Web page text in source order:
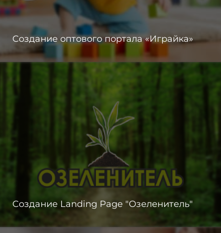
Создание оптового портала «Играйка»
Создание Landing Page "Озеленитель"